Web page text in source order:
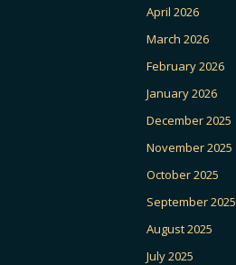
April 2026
March 2026
February 2026
January 2026
December 2025
November 2025
October 2025
September 2025
August 2025
July 2025